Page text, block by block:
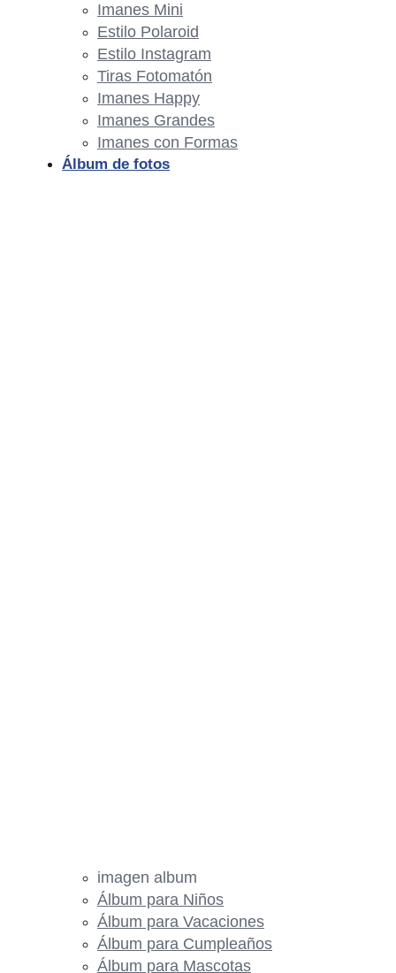
Imanes Mini
Estilo Polaroid
Estilo Instagram
Tiras Fotomatón
Imanes Happy
Imanes Grandes
Imanes con Formas
Álbum de fotos
imagen album
Álbum para Niños
Álbum para Vacaciones
Álbum para Cumpleaños
Álbum para Mascotas